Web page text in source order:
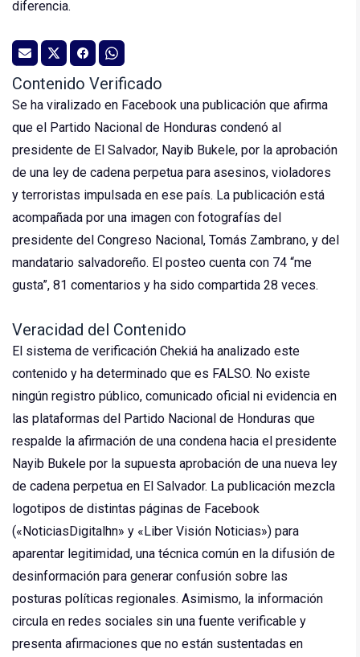
diferencia.
Contenido Verificado
Se ha viralizado en Facebook una publicación que afirma
que el Partido Nacional de Honduras condenó al
presidente de El Salvador, Nayib Bukele, por la aprobación
de una ley de cadena perpetua para asesinos, violadores
y terroristas impulsada en ese país. La publicación está
acompañada por una imagen con fotografías del
presidente del Congreso Nacional, Tomás Zambrano, y del
mandatario salvadoreño. El posteo cuenta con 74 “me
gusta”, 81 comentarios y ha sido compartida 28 veces.
Veracidad del Contenido
El sistema de verificación Chekiá ha analizado este
contenido y ha determinado que es FALSO. No existe
ningún registro público, comunicado oficial ni evidencia en
las plataformas del Partido Nacional de Honduras que
respalde la afirmación de una condena hacia el presidente
Nayib Bukele por la supuesta aprobación de una nueva ley
de cadena perpetua en El Salvador. La publicación mezcla
logotipos de distintas páginas de Facebook
(«NoticiasDigitalhn» y «Liber Visión Noticias») para
aparentar legitimidad, una técnica común en la difusión de
desinformación para generar confusión sobre las
posturas políticas regionales. ​Asimismo, la información
circula en redes sociales sin una fuente verificable y
presenta afirmaciones que no están sustentadas en